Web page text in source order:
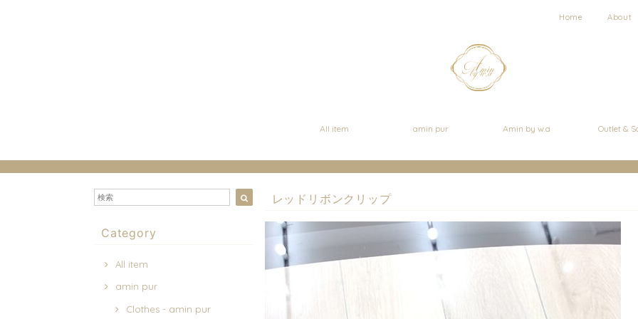
Home About
All item amin pur Amin by w.a Outlet &
Category
All item
amin pur
Clothes - amin pur
レッドリボンクリップ